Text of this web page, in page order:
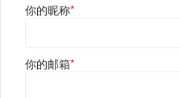
你的昵称*
你的邮箱*